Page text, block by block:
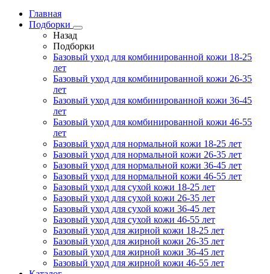
Главная
Подборки
Назад
Подборки
Базовый уход для комбинированной кожи 18-25
лет
Базовый уход для комбинированной кожи 26-35
лет
Базовый уход для комбинированной кожи 36-45
лет
Базовый уход для комбинированной кожи 46-55
лет
Базовый уход для нормальной кожи 18-25 лет
Базовый уход для нормальной кожи 26-35 лет
Базовый уход для нормальной кожи 36-45 лет
Базовый уход для нормальной кожи 46-55 лет
Базовый уход для сухой кожи 18-25 лет
Базовый уход для сухой кожи 26-35 лет
Базовый уход для сухой кожи 36-45 лет
Базовый уход для сухой кожи 46-55 лет
Базовый уход для жирной кожи 18-25 лет
Базовый уход для жирной кожи 26-35 лет
Базовый уход для жирной кожи 36-45 лет
Базовый уход для жирной кожи 46-55 лет